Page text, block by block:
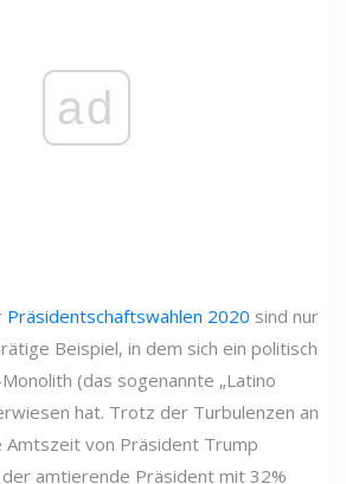
ad
Präsidentschaftswahlen 2020 sind nur
Beispiel, in dem sich ein politisch
(das sogenannte „Latino
hat. Trotz der Turbulenzen an
Amtszeit von Präsident Trump
amtierende Präsident mit 32%